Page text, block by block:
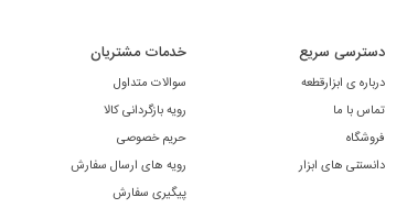
دسترسی سریع
درباره ی ابزارقطعه
تماس با ما
فروشگاه
دانستنی های ابزار
خدمات مشتریان
سوالات متداول
رویه بازگردانی کالا
حریم خصوصی
رویه های ارسال سفارش
پیگیری سفارش